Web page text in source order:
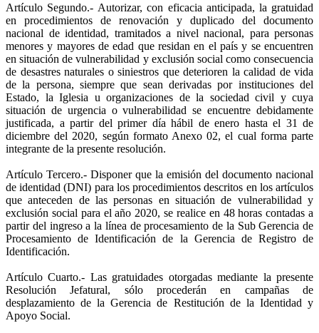
Artículo Segundo.- Autorizar, con eficacia anticipada, la gratuidad
en procedimientos de renovación y duplicado del documento
nacional de identidad, tramitados a nivel nacional, para personas
menores y mayores de edad que residan en el país y se encuentren
en situación de vulnerabilidad y exclusión social como consecuencia
de desastres naturales o siniestros que deterioren la calidad de vida
de la persona, siempre que sean derivadas por instituciones del
Estado, la Iglesia u organizaciones de la sociedad civil y cuya
situación de urgencia o vulnerabilidad se encuentre debidamente
justificada, a partir del primer día hábil de enero hasta el 31 de
diciembre del 2020, según formato Anexo 02, el cual forma parte
integrante de la presente resolución.
Artículo Tercero.- Disponer que la emisión del documento nacional
de identidad (DNI) para los procedimientos descritos en los artículos
que anteceden de las personas en situación de vulnerabilidad y
exclusión social para el año 2020, se realice en 48 horas contadas a
partir del ingreso a la línea de procesamiento de la Sub Gerencia de
Procesamiento de Identificación de la Gerencia de Registro de
Identificación.
Artículo Cuarto.- Las gratuidades otorgadas mediante la presente
Resolución Jefatural, sólo procederán en campañas de
desplazamiento de la Gerencia de Restitución de la Identidad y
Apoyo Social.